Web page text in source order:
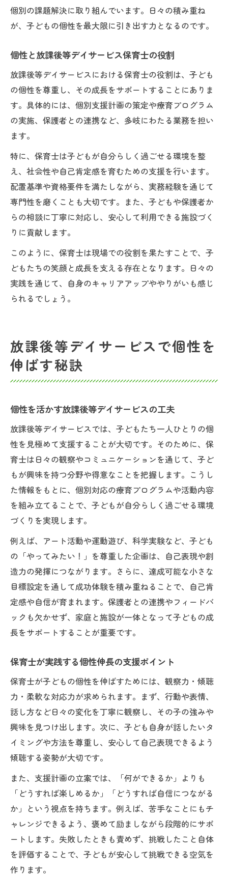
個別の課題解決に取り組んでいます。日々の積み重ね
が、子どもの個性を最大限に引き出す力となるのです。
個性と放課後等デイサービス保育士の役割
放課後等デイサービスにおける保育士の役割は、子ども
の個性を尊重し、その成長をサポートすることにありま
す。具体的には、個別支援計画の策定や療育プログラム
の実施、保護者との連携など、多岐にわたる業務を担い
ます。
特に、保育士は子どもが自分らしく過ごせる環境を整
え、社会性や自己肯定感を育むための支援を行います。
配置基準や資格要件を満たしながら、実務経験を通じて
専門性を磨くことも大切です。また、子どもや保護者か
らの相談に丁寧に対応し、安心して利用できる施設づく
りに貢献します。
このように、保育士は現場での役割を果たすことで、子
どもたちの笑顔と成長を支える存在となります。日々の
実践を通じて、自身のキャリアアップややりがいも感じ
られるでしょう。
放課後等デイサービスで個性を
伸ばす秘訣
個性を活かす放課後等デイサービスの工夫
放課後等デイサービスでは、子どもたち一人ひとりの個
性を見極めて支援することが大切です。そのために、保
育士は日々の観察やコミュニケーションを通じて、子ど
もが興味を持つ分野や得意なことを把握します。こうし
た情報をもとに、個別対応の療育プログラムや活動内容
を組み立てることで、子どもが自分らしく過ごせる環境
づくりを実現します。
例えば、アート活動や運動遊び、科学実験など、子ども
の「やってみたい！」を尊重した企画は、自己表現や創
造力の発揮につながります。さらに、達成可能な小さな
目標設定を通して成功体験を積み重ねることで、自己肯
定感や自信が育まれます。保護者との連携やフィードバ
ックも欠かせず、家庭と施設が一体となって子どもの成
長をサポートすることが重要です。
保育士が実践する個性伸長の支援ポイント
保育士が子どもの個性を伸ばすためには、観察力・傾聴
力・柔軟な対応力が求められます。まず、行動や表情、
話し方など日々の変化を丁寧に観察し、その子の強みや
興味を見つけ出します。次に、子ども自身が話したいタ
イミングや方法を尊重し、安心して自己表現できるよう
傾聴する姿勢が大切です。
また、支援計画の立案では、「何ができるか」よりも
「どうすれば楽しめるか」「どうすれば自信につながる
か」という視点を持ちます。例えば、苦手なことにもチ
ャレンジできるよう、褒めて励ましながら段階的にサポ
ートします。失敗したときも責めず、挑戦したこと自体
を評価することで、子どもが安心して挑戦できる空気を
作ります。